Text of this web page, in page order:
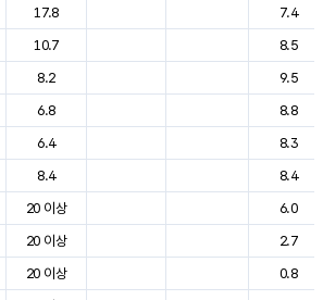
17.8
7.4
10.7
8.5
8.2
9.5
6.8
8.8
6.4
8.3
8.4
8.4
20 이상
6.0
20 이상
2.7
20 이상
0.8